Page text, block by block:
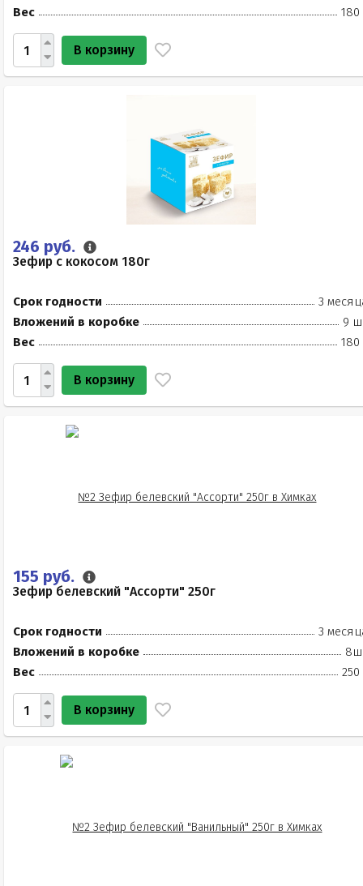
Вес
180
В корзину
246 руб.
Зефир с кокосом 180г
Срок годности
3
Вложений в коробке
9
Вес
180
В корзину
155 руб.
Зефир белевский "Ассорти" 250г
Срок годности
3
Вложений в коробке
Вес
250
В корзину